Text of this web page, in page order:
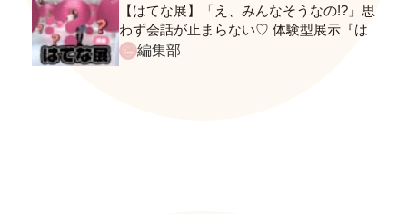
【はてな展】「え、みんなそうなの!?」思
わず会話が止まらない♡ 体験型展示『は
てな展』に行ってきたレポ
編集部